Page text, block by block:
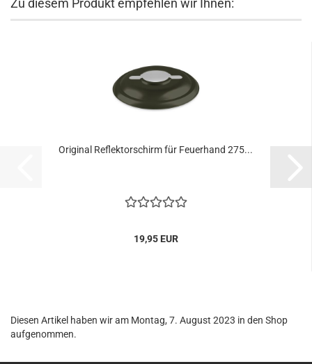
Zu diesem Produkt empfehlen wir Ihnen:
Original Reflektorschirm für Feuerhand 275...
19,95 EUR
Diesen Artikel haben wir am Montag, 7. August 2023 in den Shop
aufgenommen.